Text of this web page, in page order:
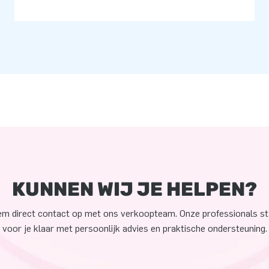
KUNNEN WIJ JE HELPEN?
direct contact op met ons verkoopteam. Onze professionals
voor je klaar met persoonlijk advies en praktische ondersteuning.